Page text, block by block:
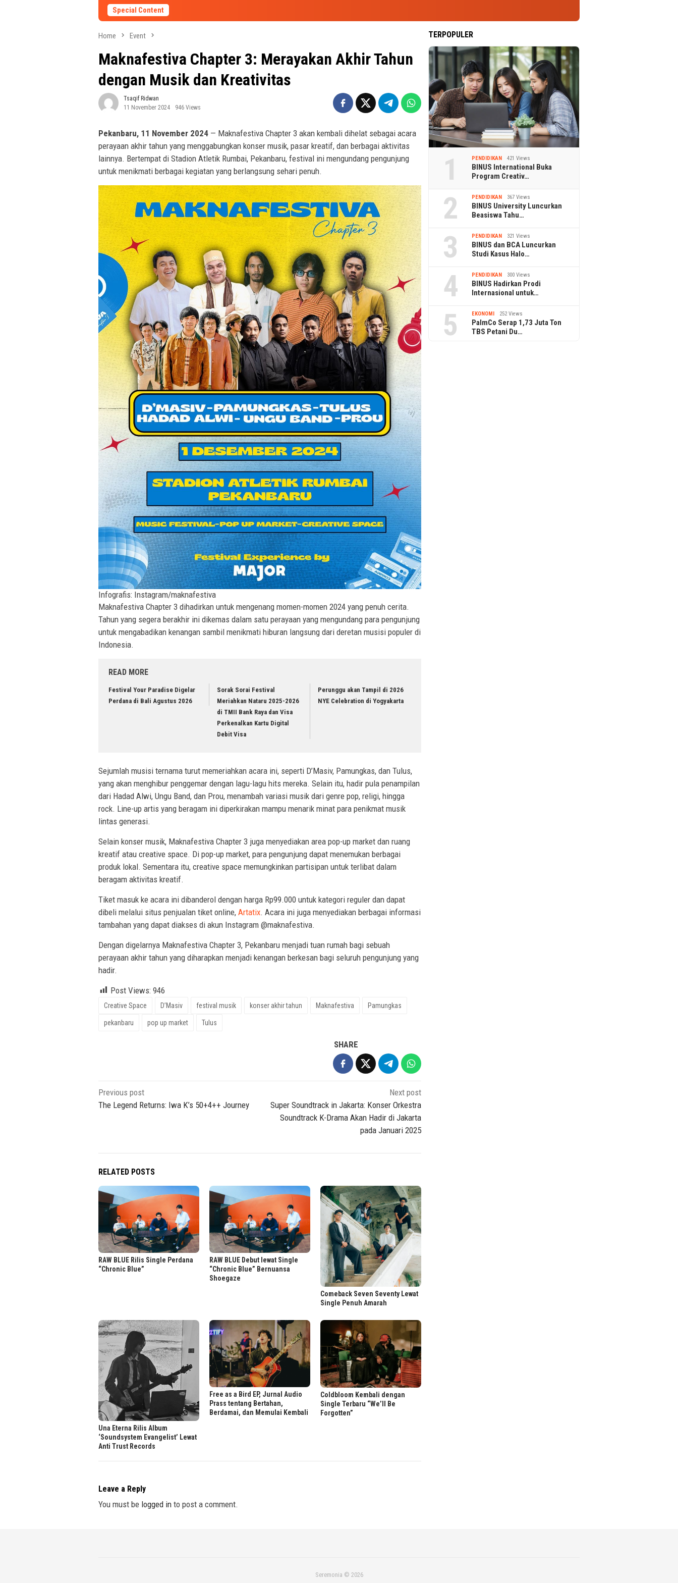
Special Content
Home Event
Maknafestiva Chapter 3: Merayakan Akhir Tahun
dengan Musik dan Kreativitas
Tsaqif Ridwan
11 November 2024
946 Views
Pekanbaru, 11 November 2024 — Maknafestiva Chapter 3 akan kembali dihelat sebagai acara
perayaan akhir tahun yang menggabungkan konser musik, pasar kreatif, dan berbagai aktivitas
lainnya. Bertempat di Stadion Atletik Rumbai, Pekanbaru, festival ini mengundang pengunjung
untuk menikmati berbagai kegiatan yang berlangsung sehari penuh.
Infografis: Instagram/maknafestiva
Maknafestiva Chapter 3 dihadirkan untuk mengenang momen-momen 2024 yang penuh cerita.
Tahun yang segera berakhir ini dikemas dalam satu perayaan yang mengundang para pengunjung
untuk mengabadikan kenangan sambil menikmati hiburan langsung dari deretan musisi populer di
Indonesia.
READ MORE
Festival Your Paradise Digelar
Perdana di Bali Agustus 2026
Sorak Sorai Festival
Meriahkan Nataru 2025-2026
di TMII Bank Raya dan Visa
Perkenalkan Kartu Digital
Debit Visa
Perunggu akan Tampil di 2026
NYE Celebration di Yogyakarta
Sejumlah musisi ternama turut memeriahkan acara ini, seperti D’Masiv, Pamungkas, dan Tulus,
yang akan menghibur penggemar dengan lagu-lagu hits mereka. Selain itu, hadir pula penampilan
dari Hadad Alwi, Ungu Band, dan Prou, menambah variasi musik dari genre pop, religi, hingga
rock. Line-up artis yang beragam ini diperkirakan mampu menarik minat para penikmat musik
lintas generasi.
Selain konser musik, Maknafestiva Chapter 3 juga menyediakan area pop-up market dan ruang
kreatif atau creative space. Di pop-up market, para pengunjung dapat menemukan berbagai
produk lokal. Sementara itu, creative space memungkinkan partisipan untuk terlibat dalam
beragam aktivitas kreatif.
Tiket masuk ke acara ini dibanderol dengan harga Rp99.000 untuk kategori reguler dan dapat
dibeli melalui situs penjualan tiket online, Artatix. Acara ini juga menyediakan berbagai informasi
tambahan yang dapat diakses di akun Instagram @maknafestiva.
Dengan digelarnya Maknafestiva Chapter 3, Pekanbaru menjadi tuan rumah bagi sebuah
perayaan akhir tahun yang diharapkan menjadi kenangan berkesan bagi seluruh pengunjung yang
hadir.
Post Views: 946
Creative Space D’Masiv festival musik konser akhir tahun Maknafestiva Pamungkas
pekanbaru pop up market Tulus
SHARE
Post
navigation
Previous post
The Legend Returns: Iwa K’s 50+4++ Journey
Next post
Super Soundtrack in Jakarta: Konser Orkestra
Soundtrack K-Drama Akan Hadir di Jakarta
pada Januari 2025
RELATED POSTS
RAW BLUE Rilis Single Perdana
“Chronic Blue”
RAW BLUE Debut lewat Single
“Chronic Blue” Bernuansa
Shoegaze
Comeback Seven Seventy Lewat
Single Penuh Amarah
Una Eterna Rilis Album
‘Soundsystem Evangelist’ Lewat
Anti Trust Records
Free as a Bird EP, Jurnal Audio
Prass tentang Bertahan,
Berdamai, dan Memulai Kembali
Coldbloom Kembali dengan
Single Terbaru “We’ll Be
Forgotten”
Leave a Reply
You must be logged in to post a comment.
TERPOPULER
1 PENDIDIKAN 421 Views
BINUS International Buka
Program Creativ…
2 PENDIDIKAN 367 Views
BINUS University Luncurkan
Beasiswa Tahu…
3 PENDIDIKAN 321 Views
BINUS dan BCA Luncurkan
Studi Kasus Halo…
4 PENDIDIKAN 300 Views
BINUS Hadirkan Prodi
Internasional untuk…
5 EKONOMI 252 Views
PalmCo Serap 1,73 Juta Ton
TBS Petani Du…
Seremonia © 2026